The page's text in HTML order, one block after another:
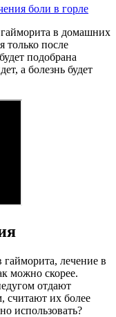
боли в горле
в домашних
только после
подобрана
а болезнь будет
лечение в
можно скорее.
отдают
считают их более
использовать?